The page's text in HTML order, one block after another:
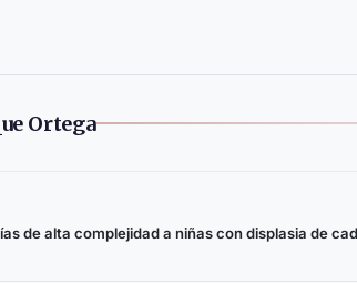
Ortega
de alta complejidad a niñas con displasia de